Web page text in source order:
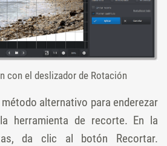
con el deslizador de Rotación
alternativo para enderezar
herramienta de recorte. En la
da clic al botón Recortar.